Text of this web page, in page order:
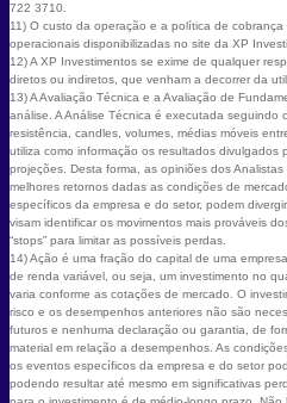
722 3710.
11) O custo da operação e a política de
operacionais disponibilizadas no site da XP
12) A XP Investimentos se exime de qualquer
diretos ou indiretos, que venham a decorrer da
13) A Avaliação Técnica e a Avaliação de
análise. A Análise Técnica é executada seguindo
resistência, candles, volumes, médias móveis
utiliza como informação os resultados divulgados
projeções. Desta forma, as opiniões dos
melhores retornos dadas as condições de
específicos da empresa e do setor, podem
visam identificar os movimentos mais prováveis
“stops” para limitar as possíveis perdas.
14) Ação é uma fração do capital de uma
de renda variável, ou seja, um investimento no
varia conforme as cotações de mercado. O
risco e os desempenhos anteriores não são
futuros e nenhuma declaração ou garantia, de
material em relação a desempenhos. As
os eventos específicos da empresa e do setor
podendo resultar até mesmo em significativas